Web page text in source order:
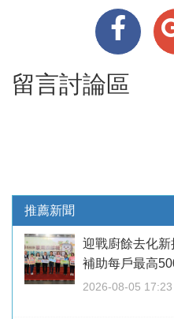
留言討論區
推薦新聞
迎戰廚餘去化
補助每戶最高
2026-08-05 17:23